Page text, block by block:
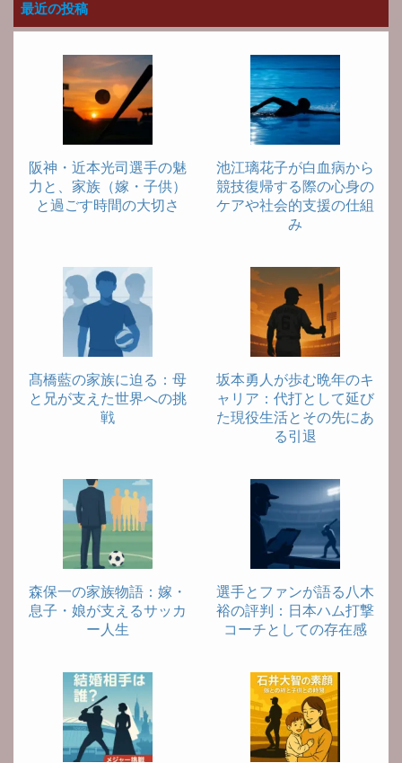
最近の投稿
阪神・近本光司選手の魅
力と、家族（嫁・子供）
と過ごす時間の大切さ
池江璃花子が白血病から
競技復帰する際の心身の
ケアや社会的支援の仕組
み
髙橋藍の家族に迫る：母
と兄が支えた世界への挑
戦
坂本勇人が歩む晩年のキ
ャリア：代打として延び
た現役生活とその先にあ
る引退
森保一の家族物語：嫁・
息子・娘が支えるサッカ
ー人生
選手とファンが語る八木
裕の評判：日本ハム打撃
コーチとしての存在感